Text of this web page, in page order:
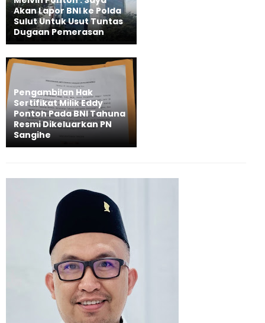
Akan Lapor BNI ke Polda
Sulut Untuk Usut Tuntas
Dugaan Pemerasan
Pengambilan Hak
Sertifikat Milik Eddy
Pontoh Pada BNI Tahuna
Resmi Dikeluarkan PN
Sangihe